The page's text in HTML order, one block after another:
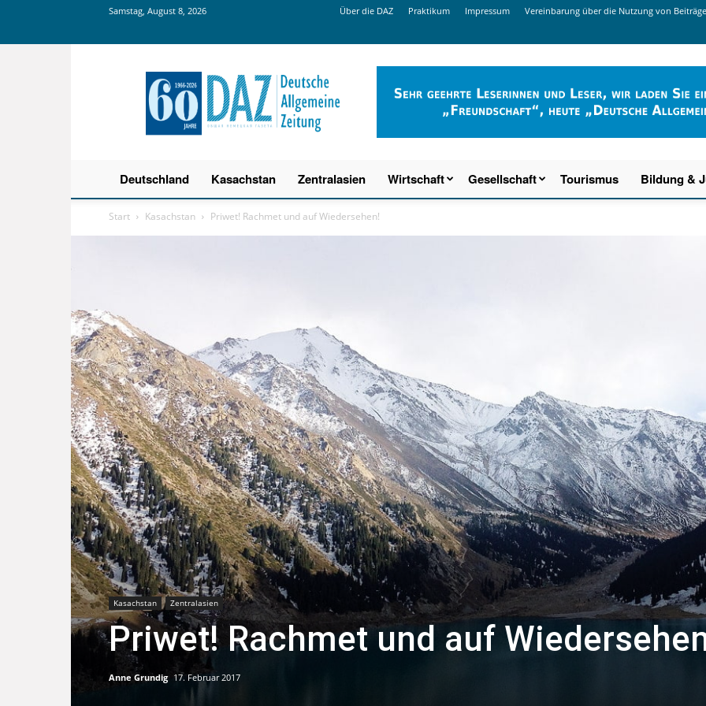
Samstag, August 8, 2026 Über die DAZ Praktikum Impressum Vereinbarung über die Nutzung von
Deutsche
Allgemeine
Zeitung
Deutschland Kasachstan Zentralasien Wirtschaft Gesellschaft Tourismus Bildung &
Start Kasachstan Priwet! Rachmet und auf Wiedersehen!
Kasachstan Zentralasien
Priwet! Rachmet und auf
Anne Grundig 17. Februar 2017